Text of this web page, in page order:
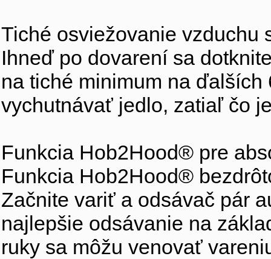
Tiché osviežovanie vzduchu
Ihneď po dovarení sa
na tiché minimum na ďalších
vychutnávať jedlo, zatiaľ čo
Funkcia Hob2Hood® pre
Funkcia Hob2Hood®
Začnite variť a odsávač pár
najlepšie odsávanie na
ruky sa môžu venovať